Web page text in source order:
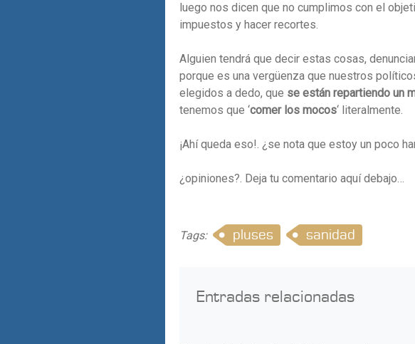
luego nos dicen que no cumplimos con el
impuestos y hacer recortes.
Alguien tendrá que decir estas cosas,
porque es una vergüenza que nuestros
elegidos a dedo, que se están repartiendo un
tenemos que ‘comer los mocos‘ literalmente.
¡Ahí queda eso!. ¿se nota que estoy un poco
¿opiniones?. Deja tu comentario aquí debajo…
Tags: pluses sanidad
Entradas relacionadas